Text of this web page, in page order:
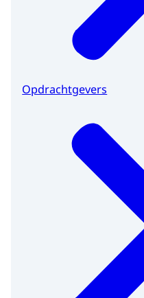
Opdrachtgevers